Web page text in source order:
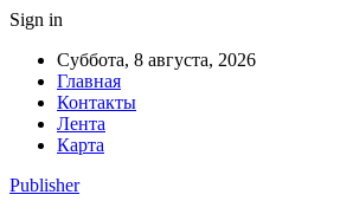
Sign in
Суббота, 8 августа, 2026
Главная
Контакты
Лента
Карта
Publisher